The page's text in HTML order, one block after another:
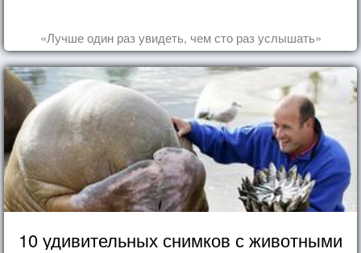
«Лучше один раз увидеть, чем сто раз услышать»
10 удивительных снимков с животными